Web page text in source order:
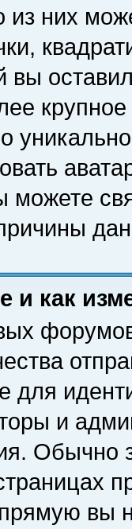
из них
вы
и как
для
и
Обычно
вы